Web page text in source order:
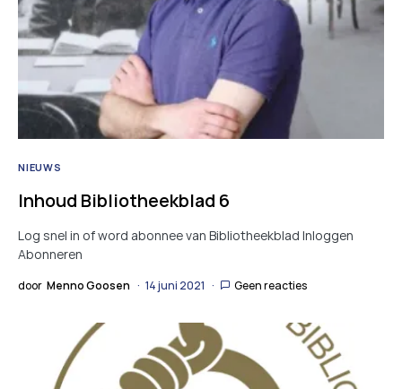
NIEUWS
Inhoud Bibliotheekblad 6
Log snel in of word abonnee van Bibliotheekblad Inloggen
Abonneren
door Menno Goosen 14 juni 2021 Geen reacties